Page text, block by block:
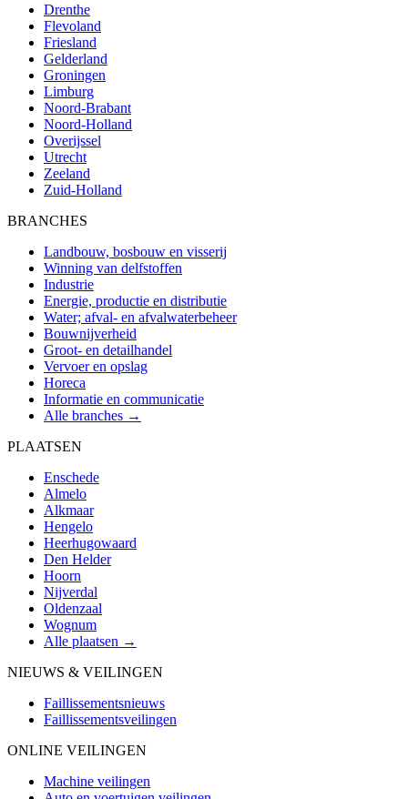
Drenthe
Flevoland
Friesland
Gelderland
Groningen
Limburg
Noord-Brabant
Noord-Holland
Overijssel
Utrecht
Zeeland
Zuid-Holland
BRANCHES
Landbouw, bosbouw en visserij
Winning van delfstoffen
Industrie
Energie, productie en distributie
Water; afval- en afvalwaterbeheer
Bouwnijverheid
Groot- en detailhandel
Vervoer en opslag
Horeca
Informatie en communicatie
Alle branches →
PLAATSEN
Enschede
Almelo
Alkmaar
Hengelo
Heerhugowaard
Den Helder
Hoorn
Nijverdal
Oldenzaal
Wognum
Alle plaatsen →
NIEUWS & VEILINGEN
Faillissementsnieuws
Faillissementsveilingen
ONLINE VEILINGEN
Machine veilingen